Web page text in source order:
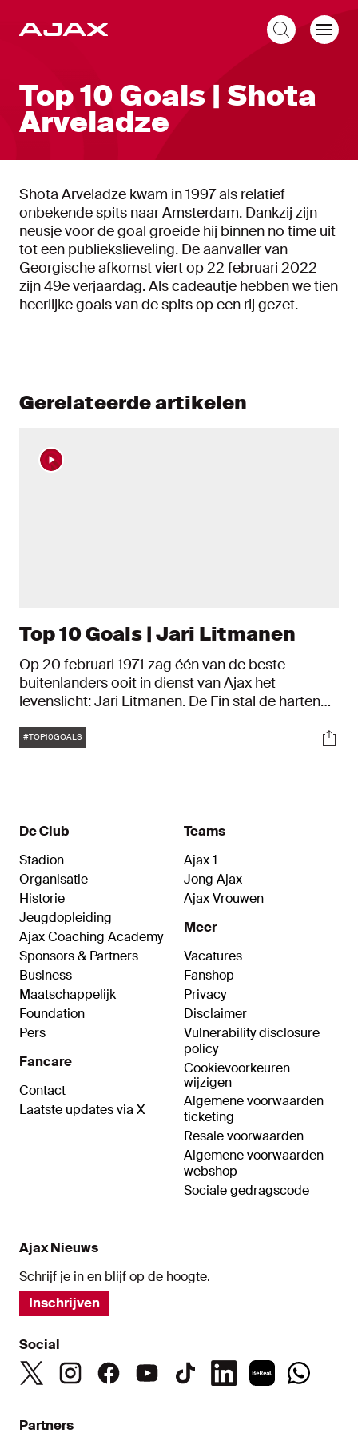
Top 10 Goals | Shota
Arveladze
Shota Arveladze kwam in 1997 als relatief
onbekende spits naar Amsterdam. Dankzij zijn
neusje voor de goal groeide hij binnen no time uit
tot een publiekslieveling. De aanvaller van
Georgische afkomst viert op 22 februari 2022
zijn 49e verjaardag. Als cadeautje hebben we tien
heerlijke goals van de spits op een rij gezet.
Gerelateerde artikelen
Top 10 Goals | Jari Litmanen
Op 20 februari 1971 zag één van de beste
buitenlanders ooit in dienst van Ajax het
levenslicht: Jari Litmanen. De Fin stal de harten
weergaloze acties en belangrijke goals. Ter ere
van zijn 51e verjaardag hebben we tien prachtige
Tags
#TOP10GOALS
De Club
Stadion
Organisatie
Historie
Jeugdopleiding
Ajax Coaching Academy
Sponsors & Partners
Business
Maatschappelijk
Foundation
Pers
Fancare
Contact
Laatste updates via X
Teams
Ajax 1
Jong Ajax
Ajax Vrouwen
Meer
Vacatures
Fanshop
Privacy
Disclaimer
Vulnerability disclosure
policy
Cookievoorkeuren
wijzigen
Algemene voorwaarden
ticketing
Resale voorwaarden
Algemene voorwaarden
webshop
Sociale gedragscode
Ajax Nieuws
Schrijf je in en blijf op de hoogte.
Inschrijven
Social
Partners